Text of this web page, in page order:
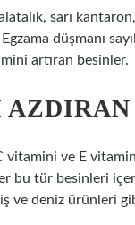
sarı
Egzama düşmanı
artıran besinler.
vitamini ve E
bu tür besinleri
ve deniz ürünleri